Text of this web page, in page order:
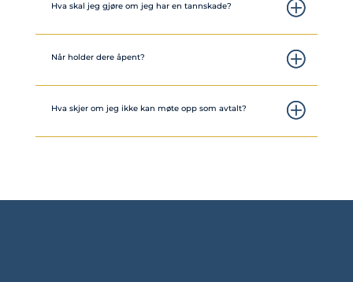
Hva skal jeg gjøre om jeg har en tannskade?
Når holder dere åpent?
Hva skjer om jeg ikke kan møte opp som avtalt?